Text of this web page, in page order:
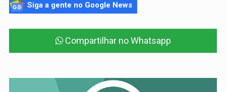
Siga a gente no Google News
Compartilhar no Whatsapp